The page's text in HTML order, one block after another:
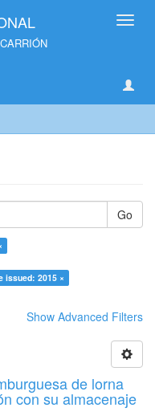
Go
issued: 2015 ×
Show Advanced Filters
de lorna
con su almacenaje